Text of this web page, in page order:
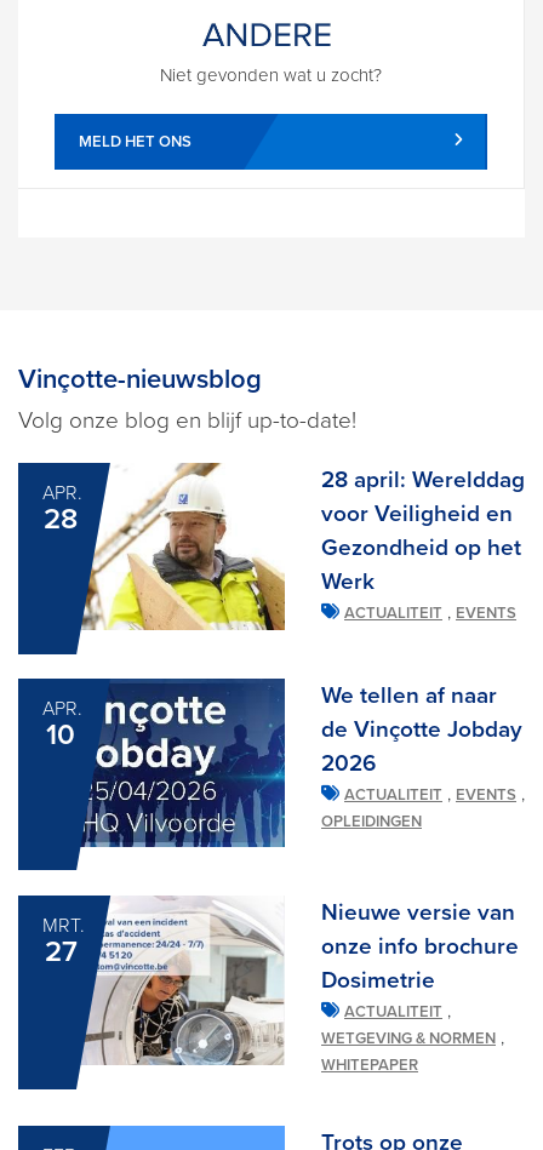
Niet gevonden wat u zocht?
MELD HET ONS
Vinçotte-nieuwsblog
Volg onze blog en blijf up-to-date!
APR.
28
28 april: Werelddag
voor Veiligheid en
Gezondheid op het
Werk
ACTUALITEIT , EVENTS
APR.
10
We tellen af naar
de Vinçotte Jobday
2026
ACTUALITEIT , EVENTS ,
OPLEIDINGEN
MRT.
27
Nieuwe versie van
onze info brochure
Dosimetrie
ACTUALITEIT ,
WETGEVING & NORMEN ,
WHITEPAPER
Trots op onze